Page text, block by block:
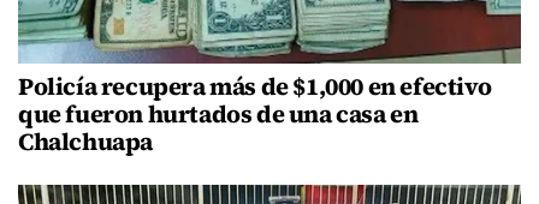
Policía recupera más de $1,000 en efectivo
que fueron hurtados de una casa en
Chalchuapa